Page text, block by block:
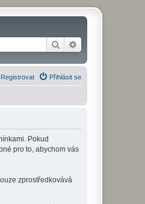
Hledat
Přihlásit se
Registrovat
Pokud
pro to, abychom vás
zprostředkovává